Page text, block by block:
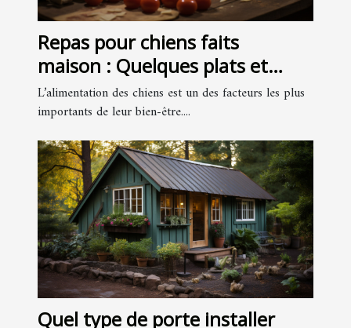
Repas pour chiens faits
maison : Quelques plats et
recettes faciles à préparer
L’alimentation des chiens est un des facteurs les plus
importants de leur bien-être....
Quel type de porte installer